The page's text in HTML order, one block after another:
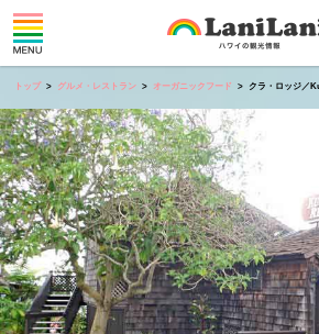
トップ グルメ・レストラン オーガニックフード クラ・ロッジ／